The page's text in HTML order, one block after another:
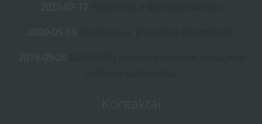
2020-07-17
2020-05-13
2019-09-20
Kontaktai